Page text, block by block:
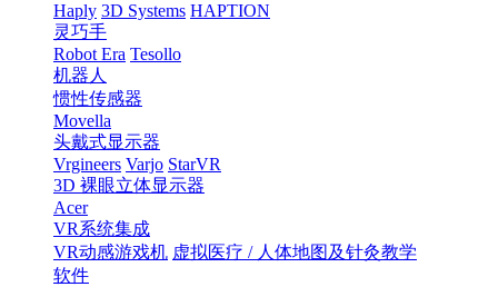
Haply 3D Systems HAPTION
灵巧手
Robot Era Tesollo
机器人
惯性传感器
Movella
头戴式显示器
Vrgineers Varjo StarVR
3D 裸眼立体显示器
Acer
VR系统集成
VR动感游戏机 虚拟医疗 / 人体地图及针灸教学
软件